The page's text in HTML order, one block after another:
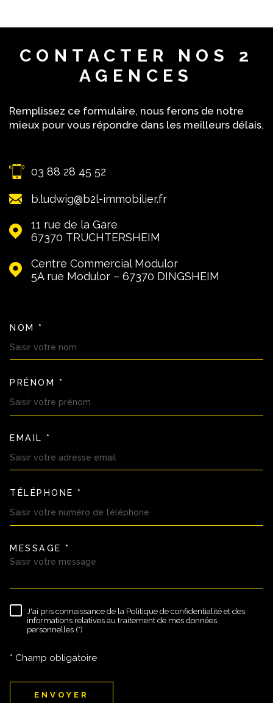
CONTACTER NOS 2
AGENCES
Remplissez ce formulaire, nous ferons de notre
mieux pour vous répondre dans les meilleurs délais.
03 88 28 45 52
b.ludwig@b2l-immobilier.fr
11 rue de la Gare
67370
TRUCHTERSHEIM
Centre Commercial Modulor
5A rue Modulor – 67370
DINGSHEIM
NOM *
PRÉNOM *
EMAIL *
TÉLÉPHONE *
MESSAGE *
RÈGLEMENTATION
J'ai pris connaissance de la Politique de confidentialité et des
informations relatives au traitement de mes données
personnelles (*)
* Champ obligatoire
ENVOYER